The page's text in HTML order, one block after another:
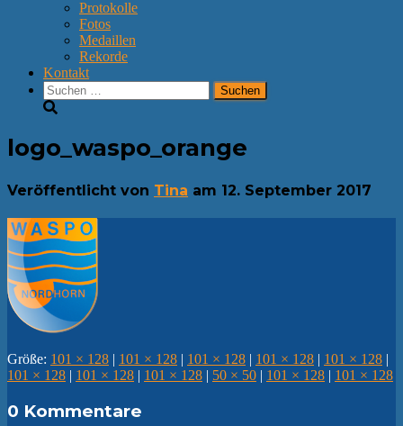
Protokolle
Fotos
Medaillen
Rekorde
Kontakt
Suchen
nach:
logo_waspo_orange
Veröffentlicht von Tina am 12. September 2017
Größe: 101 × 128 | 101 × 128 | 101 × 128 | 101 × 128 | 101 × 128 |
101 × 128 | 101 × 128 | 101 × 128 | 50 × 50 | 101 × 128 | 101 × 128
0 Kommentare